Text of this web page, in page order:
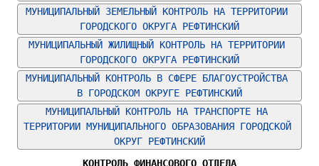
МУНИЦИПАЛЬНЫЙ ЗЕМЕЛЬНЫЙ КОНТРОЛЬ НА ТЕРРИТОРИИ
ГОРОДСКОГО ОКРУГА РЕФТИНСКИЙ
МУНИЦИПАЛЬНЫЙ ЖИЛИЩНЫЙ КОНТРОЛЬ НА ТЕРРИТОРИИ
ГОРОДСКОГО ОКРУГА РЕФТИНСКИЙ
МУНИЦИПАЛЬНЫЙ КОНТРОЛЬ В СФЕРЕ БЛАГОУСТРОЙСТВА
В ГОРОДСКОМ ОКРУГЕ РЕФТИНСКИЙ
МУНИЦИПАЛЬНЫЙ КОНТРОЛЬ НА ТРАНСПОРТЕ НА
ТЕРРИТОРИИ МУНИЦИПАЛЬНОГО ОБРАЗОВАНИЯ ГОРОДСКОЙ
ОКРУГ РЕФТИНСКИЙ
КОНТРОЛЬ ФИНАНСОВОГО ОТДЕЛА